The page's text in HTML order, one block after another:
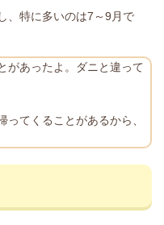
、特に多いのは7～9月で
があったよ。ダニと違って
ってくることがあるから、